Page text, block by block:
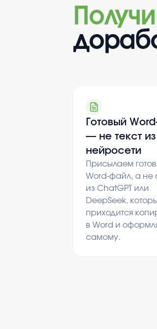
Готовый
— не текст из
нейросети
Присылаем
Word-файл, а не
из ChatGPT или
DeepSeek,
приходится
в Word и
самому.